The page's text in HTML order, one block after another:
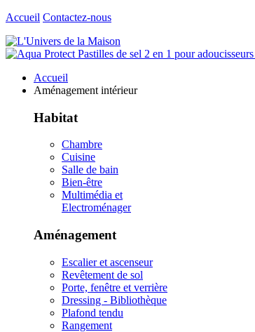
Accueil Contactez-nous
Accueil
Aménagement intérieur
Habitat
Chambre
Cuisine
Salle de bain
Bien-être
Multimédia et
Electroménager
Aménagement
Escalier et ascenseur
Revêtement de sol
Porte, fenêtre et verrière
Dressing - Bibliothèque
Plafond tendu
Rangement